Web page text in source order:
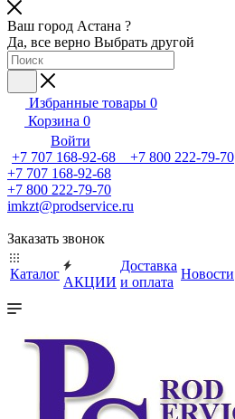
Ваш город Астана ?
Да, все верно Выбрать другой
Избранные товары 0
Корзина 0
Войти
+7 707 168-92-68 +7 800 222-79-70
+7 707 168-92-68
+7 800 222-79-70
imkzt@prodservice.ru
Заказать звонок
Каталог
АКЦИИ
Доставка
и оплата
Новости